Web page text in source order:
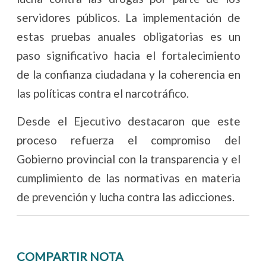
servidores públicos. La implementación de
estas pruebas anuales obligatorias es un
paso significativo hacia el fortalecimiento
de la confianza ciudadana y la coherencia en
las políticas contra el narcotráfico.
Desde el Ejecutivo destacaron que este
proceso refuerza el compromiso del
Gobierno provincial con la transparencia y el
cumplimiento de las normativas en materia
de prevención y lucha contra las adicciones.
COMPARTIR NOTA